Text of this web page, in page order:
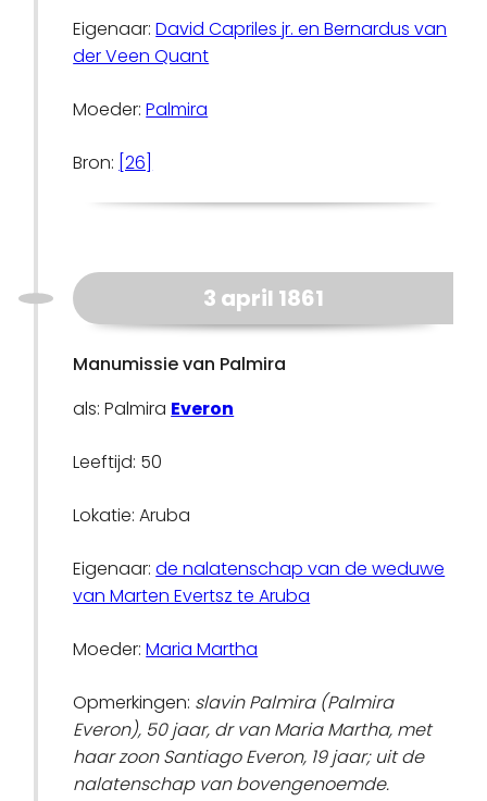
Eigenaar:David Capriles jr. en Bernardus van
der Veen Quant
Moeder:Palmira
Bron: [26]
3 april 1861
Manumissie van Palmira
als: Palmira Everon
Leeftijd: 50
Lokatie: Aruba
Eigenaar:de nalatenschap van de weduwe
van Marten Evertsz te Aruba
Moeder:Maria Martha
Opmerkingen: slavin Palmira (Palmira
Everon), 50 jaar, dr van Maria Martha, met
haar zoon Santiago Everon, 19 jaar; uit de
nalatenschap van bovengenoemde.